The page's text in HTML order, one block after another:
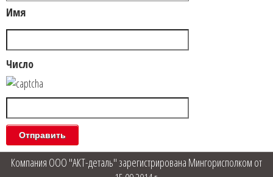
Имя
Число
Компания ООО "АКТ-деталь" зарегистрирована Мингорисполком от